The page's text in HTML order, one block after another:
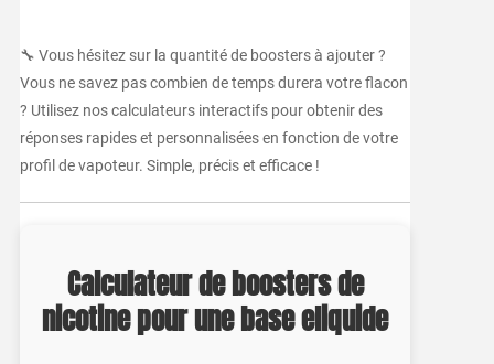
🔧 Vous hésitez sur la quantité de boosters à ajouter ?
Vous ne savez pas combien de temps durera votre flacon
? Utilisez nos calculateurs interactifs pour obtenir des
réponses rapides et personnalisées en fonction de votre
profil de vapoteur. Simple, précis et efficace !
Calculateur de boosters de
nicotine pour une base eliquide